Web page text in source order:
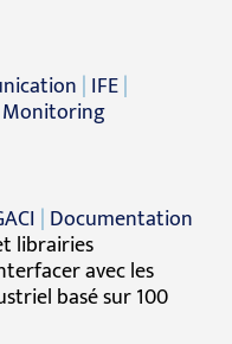
| IFE|
Monitoring
| Documentation
librairies
avec les
basé sur 100